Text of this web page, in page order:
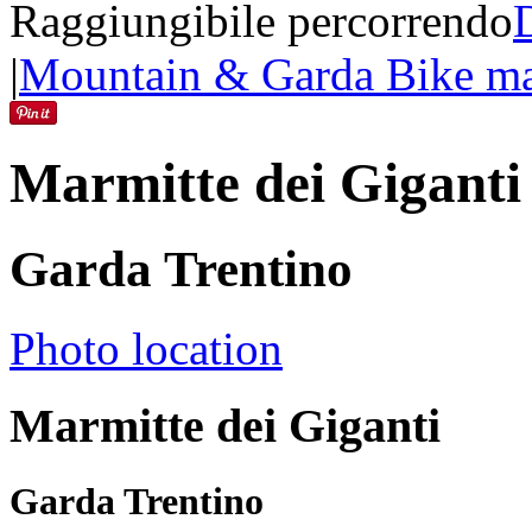
Raggiungibile percorrendo
|Mountain & Garda Bike
Marmitte dei Giganti
Garda Trentino
Photo location
Marmitte dei Giganti
Garda Trentino